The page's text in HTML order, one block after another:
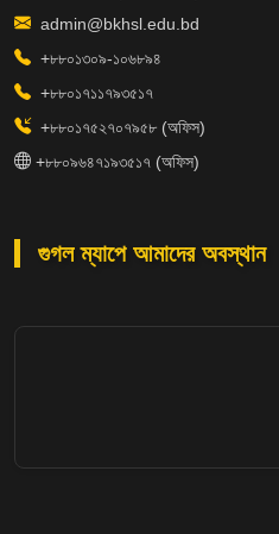
admin@bkhsl.edu.bd
+৮৮০১৩০৯-১০৬৮৯৪
+৮৮০১৭১১৭৯৩৫১৭
+৮৮০১৭৫২৭০৭৯৫৮ (অফিস)
+৮৮০৯৬৪৭১৯৩৫১৭ (অফিস)
গুগল ম্যাপে আমাদের অবস্থান